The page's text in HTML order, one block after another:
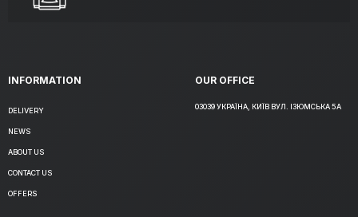
INFORMATION
DELIVERY
NEWS
ABOUT US
CONTACT US
OFFERS
OUR OFFICE
03039 УКРАЇНА, КИЇВ ВУЛ. ІЗЮМСЬКА 5А